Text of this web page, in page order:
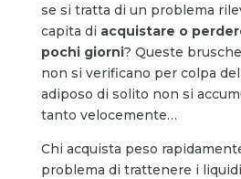
se si tratta di un problema
capita di acquistare o
pochi giorni? Queste
non si verificano per colpa
adiposo di solito non si
tanto velocemente…
Chi acquista peso
problema di trattenere i